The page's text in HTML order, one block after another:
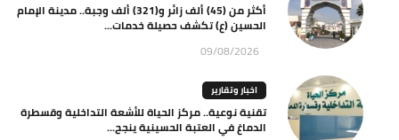
أكثر من (45) ألف زائر و(321) ألف وجبة.. مدينة الإمام
الحسين (ع) تكشف حصيلة خدمات...
09/08/2026
اخبار وتقارير
تقنية نوعية.. مركز الحياة للأشعة التداخلية وقسطرة
الدماغ في العتبة الحسينية ينجح...